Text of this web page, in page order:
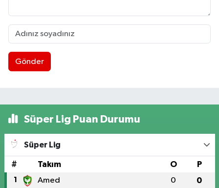
Gönder
Süper Lig Puan Durumu
Süper Lig
# Takım O P
1 Amed 0 0